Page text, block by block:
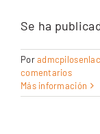
Se ha
Por
comentarios
Más información